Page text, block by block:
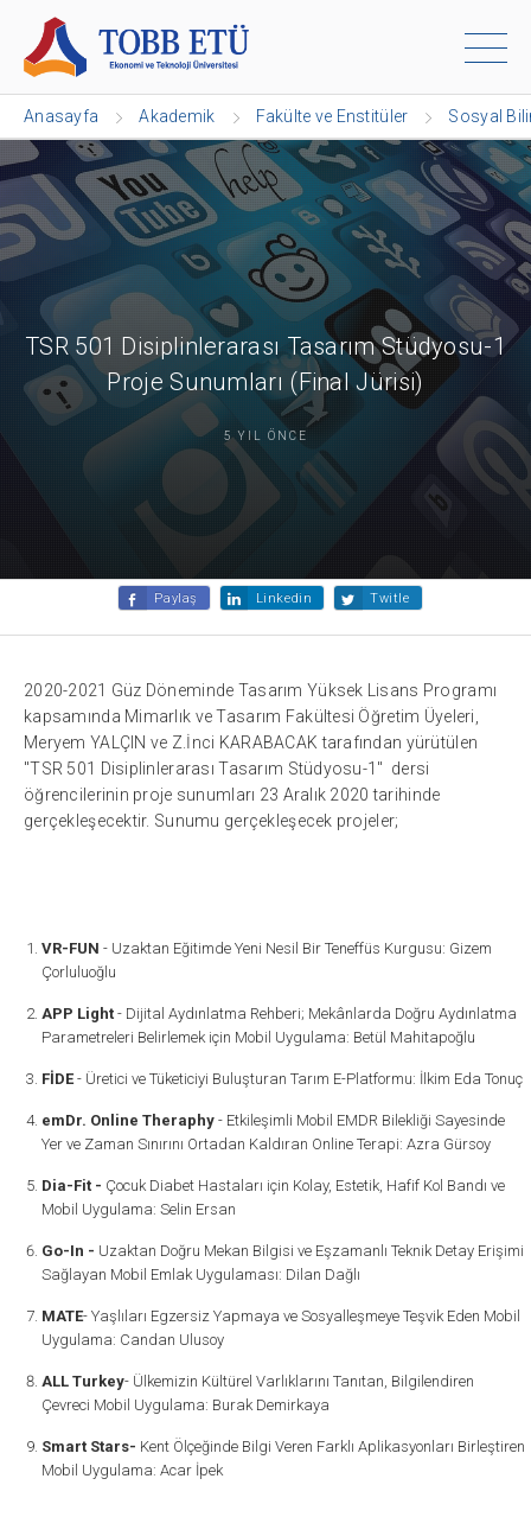
Anasayfa Akademik Fakülte ve Enstitüler Sosyal
TSR 501 Disiplinlerarası Tasarım Stüdyosu-1
Proje Sunumları (Final Jürisi)
5 YIL ÖNCE
Paylaş Linkedin Twitle
2020-2021 Güz Döneminde Tasarım Yüksek Lisans Programı
kapsamında Mimarlık ve Tasarım Fakültesi Öğretim Üyeleri,
Meryem YALÇIN ve Z.İnci KARABACAK tarafından yürütülen
"TSR 501 Disiplinlerarası Tasarım Stüdyosu-1" dersi
öğrencilerinin proje sunumları 23 Aralık 2020 tarihinde
gerçekleşecektir. Sunumu gerçekleşecek projeler;
VR-FUN - Uzaktan Eğitimde Yeni Nesil Bir Teneffüs Kurgusu: Gizem
Çorluluoğlu
APP Light - Dijital Aydınlatma Rehberi; Mekânlarda Doğru Aydınlatma
Parametreleri Belirlemek için Mobil Uygulama: Betül Mahitapoğlu
FİDE- Üretici ve Tüketiciyi Buluşturan Tarım E-Platformu: İlkim Eda Tonuç
emDr. Online Theraphy - Etkileşimli Mobil EMDR Bilekliği Sayesinde
Yer ve Zaman Sınırını Ortadan Kaldıran Online Terapi: Azra Gürsoy
Dia-Fit - Çocuk Diabet Hastaları için Kolay, Estetik, Hafif Kol Bandı ve
Mobil Uygulama: Selin Ersan
Go-In - Uzaktan Doğru Mekan Bilgisi ve Eşzamanlı Teknik Detay Erişimi
Sağlayan Mobil Emlak Uygulaması: Dilan Dağlı
MATE- Yaşlıları Egzersiz Yapmaya ve Sosyalleşmeye Teşvik Eden Mobil
Uygulama: Candan Ulusoy
ALL Turkey- Ülkemizin Kültürel Varlıklarını Tanıtan, Bilgilendiren
Çevreci Mobil Uygulama: Burak Demirkaya
Smart Stars- Kent Ölçeğinde Bilgi Veren Farklı Aplikasyonları Birleştiren
Mobil Uygulama: Acar İpek